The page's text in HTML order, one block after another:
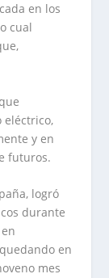
en los
cual
eléctrico,
y en
futuros.
logró
durante
en
mes